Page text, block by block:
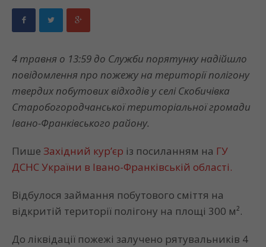
4 травня о 13:59 до Служби порятунку надійшло
повідомлення про пожежу на території полігону
твердих побутових відходів у селі Скобичівка
Старобогородчанської територіальної громади
Івано-Франківського району.
Пише Західний кур’єр із посиланням на ГУ
ДСНС України в Івано-Франківській області.
Відбулося займання побутового сміття на
відкритій території полігону на площі 300 м².
До ліквідації пожежі залучено рятувальників 4